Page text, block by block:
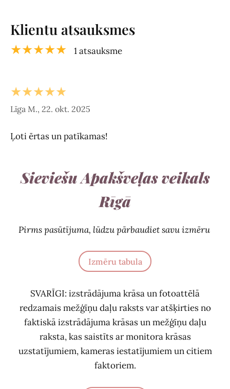
Sieviešu Apakšveļas veikals
Rīgā
Pirms pasūtījuma, lūdzu pārbaudiet savu izmēru
Izmēru tabula
SVARĪGI: izstrādājuma krāsa un fotoattēlā
redzamais mežģīņu daļu raksts var atšķirties no
faktiskā izstrādājuma krāsas un mežģīņu daļu
raksta, kas saistīts ar monitora krāsas
uzstatījumiem, kameras iestatījumiem un citiem
faktoriem.
Klientu atsauksmes
★★★★★ 1 atsauksme
★★★★★
Līga M., 22. okt. 2025
Ļoti ērtas un patīkamas!